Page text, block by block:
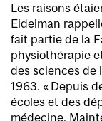
Les raisons
Eidelman
fait partie de la
physiothérapie
des sciences de
1963. « Depuis
écoles et des
médecine.